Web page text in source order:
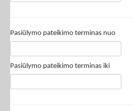
Pasiūlymo pateikimo terminas nuo
Pasiūlymo pateikimo terminas iki